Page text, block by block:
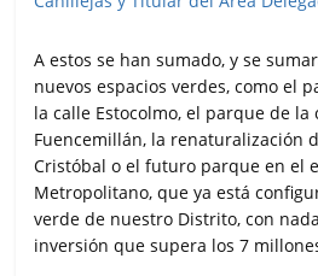
A estos se han sumado, y se
nuevos espacios verdes, como el
la calle Estocolmo, el parque de la
Fuencemillán, la renaturalización
Cristóbal o el futuro parque en el
Metropolitano, que ya está
verde de nuestro Distrito, con
inversión que supera los 7